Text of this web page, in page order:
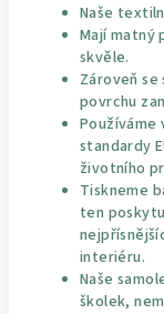
Naše
Mají matný
skvěle.
Zároveň
povrchu
standardy
životního
Tiskneme
ten
interiéru.
Naše
školek,